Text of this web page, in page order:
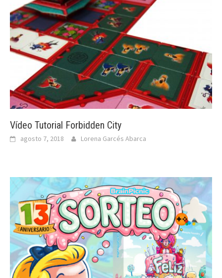
Vídeo Tutorial Forbidden City
agosto 7, 2018 Lorena Garcés Abarca